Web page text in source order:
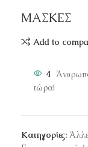
ΜΑΣΚΕΣ
Add to
4
τώρα!
Κατηγορίες: